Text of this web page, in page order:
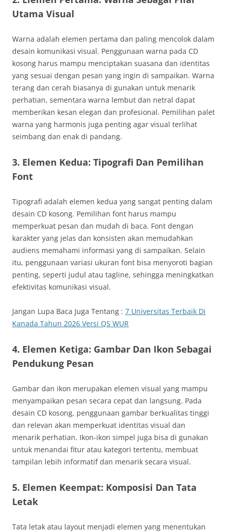
Utama Visual
Warna adalah elemen pertama dan paling mencolok dalam
desain komunikasi visual. Penggunaan warna pada CD
kosong harus mampu menciptakan suasana dan identitas
yang sesuai dengan pesan yang ingin di sampaikan. Warna
terang dan cerah biasanya di gunakan untuk menarik
perhatian, sementara warna lembut dan netral dapat
memberikan kesan elegan dan profesional. Pemilihan palet
warna yang harmonis juga penting agar visual terlihat
seimbang dan enak di pandang.
3. Elemen Kedua: Tipografi Dan Pemilihan
Font
Tipografi adalah elemen kedua yang sangat penting dalam
desain CD kosong. Pemilihan font harus mampu
memperkuat pesan dan mudah di baca. Font dengan
karakter yang jelas dan konsisten akan memudahkan
audiens memahami informasi yang di sampaikan. Selain
itu, penggunaan variasi ukuran font bisa menyoroti bagian
penting, seperti judul atau tagline, sehingga meningkatkan
efektivitas komunikasi visual.
Jangan Lupa Baca Juga Tentang : 7 Universitas Terbaik Di
Kanada Tahun 2026 Versi QS WUR
4. Elemen Ketiga: Gambar Dan Ikon Sebagai
Pendukung Pesan
Gambar dan ikon merupakan elemen visual yang mampu
menyampaikan pesan secara cepat dan langsung. Pada
desain CD kosong, penggunaan gambar berkualitas tinggi
dan relevan akan memperkuat identitas visual dan
menarik perhatian. Ikon-ikon simpel juga bisa di gunakan
untuk menandai fitur atau kategori tertentu, membuat
tampilan lebih informatif dan menarik secara visual.
5. Elemen Keempat: Komposisi Dan Tata
Letak
Tata letak atau layout menjadi elemen yang menentukan